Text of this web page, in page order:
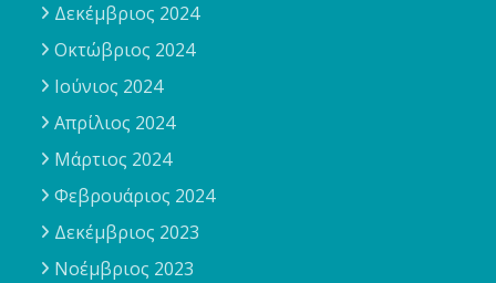
Δεκέμβριος 2024
Οκτώβριος 2024
Ιούνιος 2024
Απρίλιος 2024
Μάρτιος 2024
Φεβρουάριος 2024
Δεκέμβριος 2023
Νοέμβριος 2023